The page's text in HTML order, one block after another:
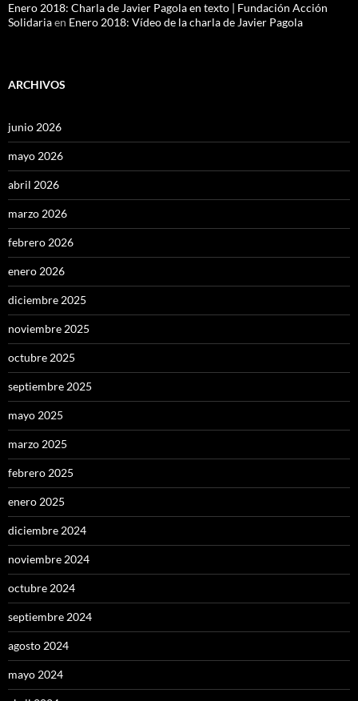
Enero 2018: Charla de Javier Pagola en texto | Fundación Acción
Solidariaen Enero 2018: Vídeo de la charla de Javier Pagola
ARCHIVOS
junio 2026
mayo 2026
abril 2026
marzo 2026
febrero 2026
enero 2026
diciembre 2025
noviembre 2025
octubre 2025
septiembre 2025
mayo 2025
marzo 2025
febrero 2025
enero 2025
diciembre 2024
noviembre 2024
octubre 2024
septiembre 2024
agosto 2024
mayo 2024